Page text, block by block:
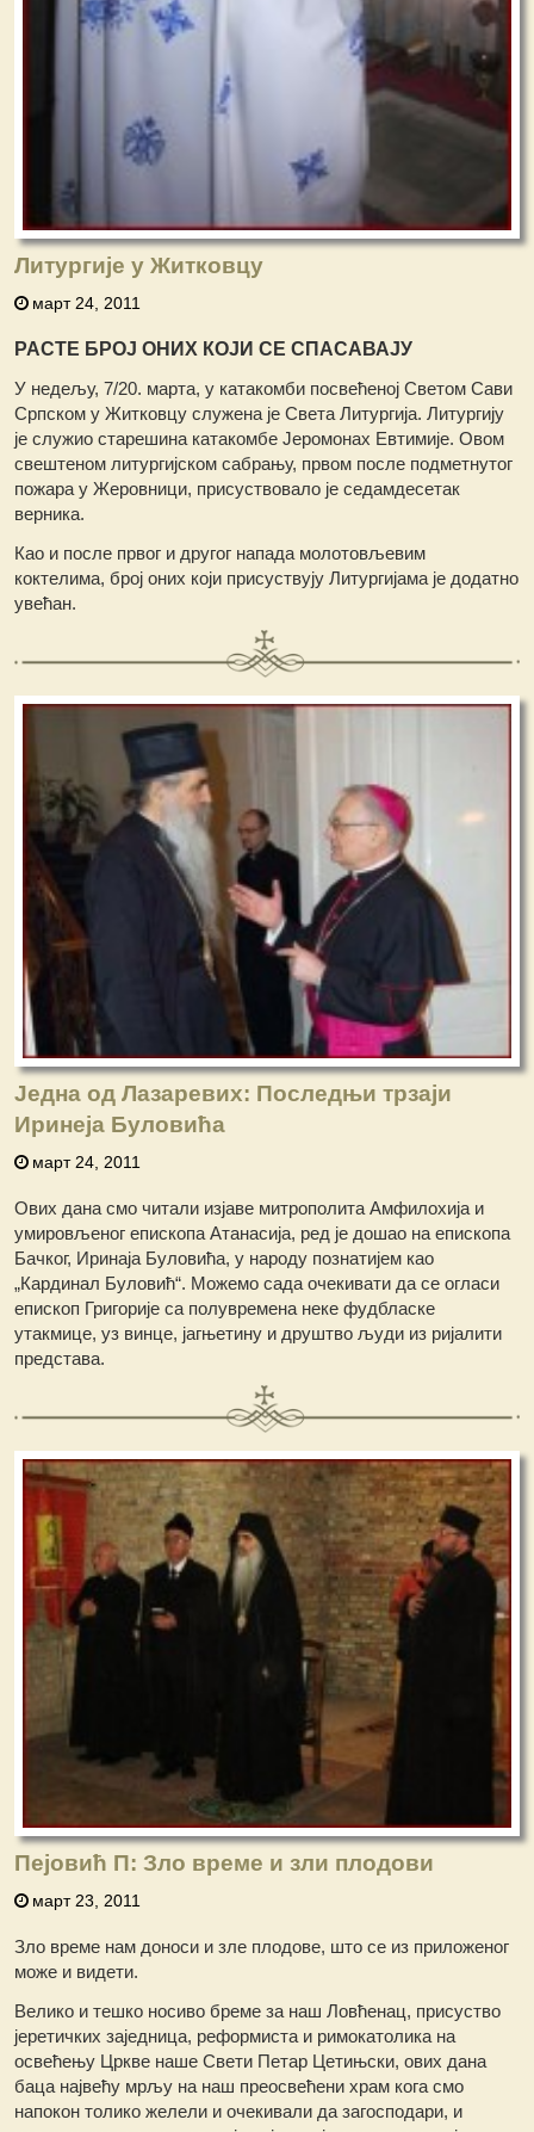
Литургије у Житковцу
март 24, 2011
РАСТЕ БРОЈ ОНИХ КОЈИ СЕ СПАСАВАЈУ
У недељу, 7/20. марта, у катакомби посвећеној Светом Сави
Српском у Житковцу служена је Света Литургија. Литургију
је служио старешина катакомбе Јеромонах Евтимије. Овом
свештеном литургијском сабрању, првом после подметнутог
пожара у Жеровници, присуствовало је седамдесетак
верника.
Као и после првог и другог напада молотовљевим
коктелима, број оних који присуствују Литургијама је додатно
увећан.
Једна од Лазаревих: Последњи трзаји
Иринеја Буловића
март 24, 2011
Ових дана смо читали изјаве митрополита Амфилохија и
умировљеног епископа Атанасија, ред је дошао на епископа
Бачког, Иринаја Буловића, у народу познатијем као
„Кардинал Буловић“. Можемо сада очекивати да се огласи
епископ Григорије са полувремена неке фудбласке
утакмице, уз винце, јагњетину и друштво људи из ријалити
представа.
Пејовић П: Зло време и зли плодови
март 23, 2011
Зло време нам доноси и зле плодове, што се из приложеног
може и видети.
Велико и тешко носиво бреме за наш Ловћенац, присуство
јеретичких заједница, реформиста и римокатолика на
освећењу Цркве наше Свети Петар Цетињски, ових дана
баца највећу мрљу на наш преосвећени храм кога смо
напокон толико желели и очекивали да загосподари, и